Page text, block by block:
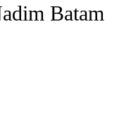
Batam